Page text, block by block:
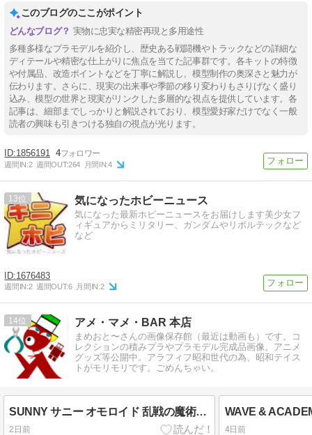
このブログのここがポイント
実物に忠実な精密再現と多用途性
多種多様なプラモデルを紹介し、歴史ある戦闘機やトラックなどの詳細な
ディテールや精密な仕上がりに焦点を当てた記事群です。各キットの特徴
や付属品、改造ポイントなどを丁寧に解説し、模型制作の奥深さと魅力が
伝わります。さらに、現実の出来事や季節の移り変わりもさりげなく盛り
込み、模型の世界と現実がリンクした多層的な視点を提供しています。各
記事は、細部までしっかりと解説されており、模型愛好家だけでなく一般
読者の興味も引きつける独自の視点が光ります。
1856191 4
週間IN:2 週間OUT:264 月間IN:4
13 気になったホビーニュース
気になった最新ホビーニュースをお届けします美少女フ
ィギュアからミリタリー、ガンダムやリボルテックなど
など
1676483
週間IN:2 週間OUT:6 月間IN:2
14 アメ・マメ・BAR 本店
まめおと〜さんの画像保存館（最近は動画も）です。コ
レクションの積みプラやプラモデル完成品画像、アニメ
グッズ等公開中。アラフィフ昭和世代の為、昭和テイス
トがモリモリです。ごめんちゃい。
SUNNY サニー オモロイド 乱戦の魔術師 フロッガー ■完全可変タイプ■
2日前
WAVE &
4日前